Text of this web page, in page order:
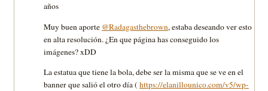
años
Muy buen aporte @Radagasthebrown, estaba deseando ver esto
en alta resolución. ¿En que página has conseguido los
imágenes? xDD
La estatua que tiene la bola, debe ser la misma que se ve en el
banner que salió el otro día ( https://elanillounico.com/v5/wp-